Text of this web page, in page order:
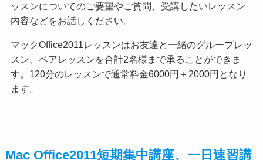
ッスンについてのご要望やご質問、受講したいレッスン
内容などをお話しください。
マックOffice2011レッスンはお友達と一緒のグループレッ
スン、ペアレッスンを合計2名様まで承ることができま
す。120分のレッスンで通常料金6000円＋2000円となり
ます。
Mac Office2011短期集中講座、一日速習講